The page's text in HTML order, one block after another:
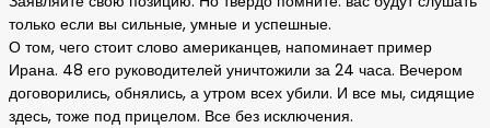
только если вы сильные, умные и успешные.
О том, чего стоит слово американцев, напоминает пример
Ирана. 48 его руководителей уничтожили за 24 часа. Вечером
договорились, обнялись, а утром всех убили. И все мы, сидящие
здесь, тоже под прицелом. Все без исключения.